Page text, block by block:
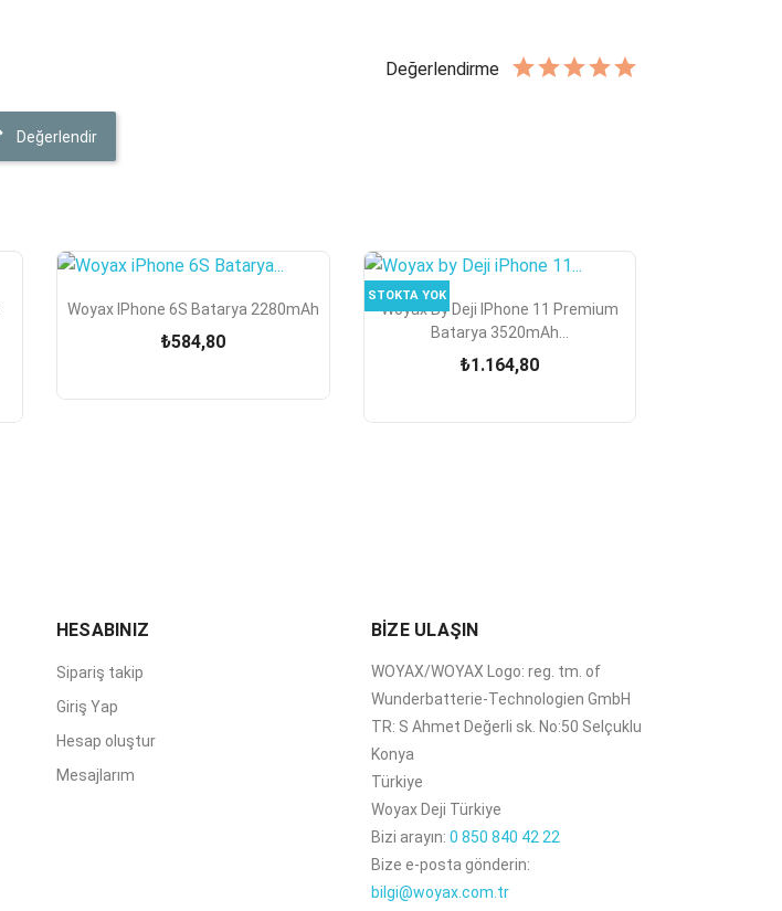
Değerlendirme
Değerlendir
Hızlı Görünüm
Woyax IPhone 6S Batarya 2280mAh
₺584,80
Hızlı Görünüm
Woyax By Deji IPhone 11 Premium
Batarya 3520mAh...
₺1.164,80
STOKTA YOK
HESABINIZ
Sipariş takip
Giriş Yap
Hesap oluştur
Mesajlarım
BİZE ULAŞIN
WOYAX/WOYAX Logo: reg. tm. of
Wunderbatterie-Technologien GmbH
TR: S Ahmet Değerli sk. No:50 Selçuklu
Konya
Türkiye
Woyax Deji Türkiye
Bizi arayın: 0 850 840 42 22
Bize e-posta gönderin:
bilgi@woyax.com.tr